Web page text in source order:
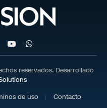
YouTubeWhatsApp
reservados. Desarrollado
de uso Contacto